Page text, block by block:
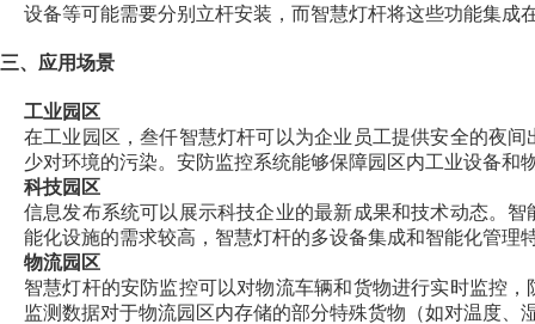
设备等可能需要分别立杆安装，而智慧灯杆将这些功能集成
三、应用场景
工业园区
在工业园区，叁仟智慧灯杆可以为企业员工提供安全的夜
少对环境的污染。安防监控系统能够保障园区内工业设备和
科技园区
信息发布系统可以展示科技企业的最新成果和技术动态。
能化设施的需求较高，智慧灯杆的多设备集成和智能化管理
物流园区
智慧灯杆的安防监控可以对物流车辆和货物进行实时监控
监测数据对于物流园区内存储的部分特殊货物（如对温度